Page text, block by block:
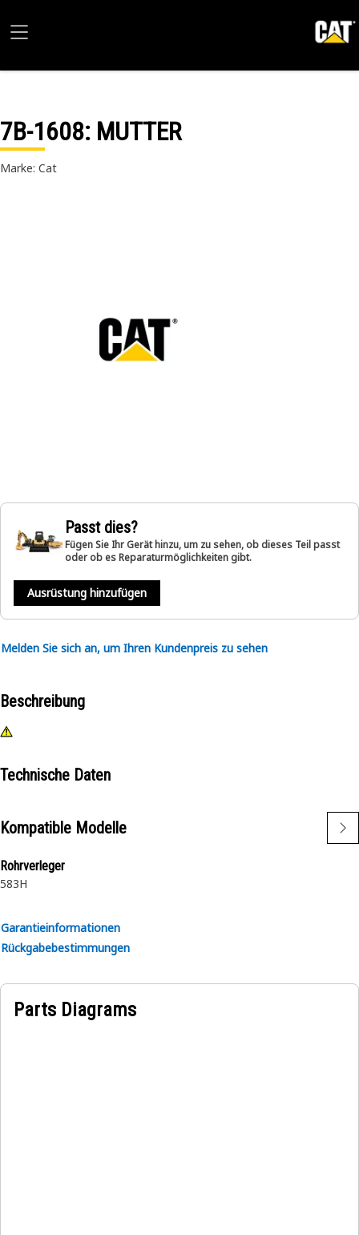
7B-1608: MUTTER
Marke: Cat
Passt dies?
Fügen Sie Ihr Gerät hinzu, um zu sehen, ob dieses Teil passt
oder ob es Reparaturmöglichkeiten gibt.
Ausrüstung hinzufügen
Melden Sie sich an, um Ihren Kundenpreis zu sehen
Beschreibung
Technische Daten
Kompatible Modelle
Rohrverleger
583H
Garantieinformationen
Rückgabebestimmungen
Parts Diagrams